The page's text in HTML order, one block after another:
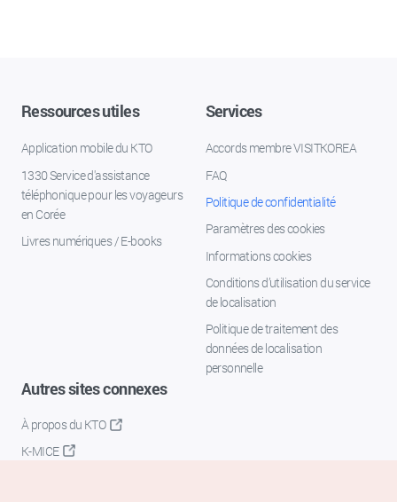
Ressources utiles
Application mobile du KTO
1330 Service d'assistance
téléphonique pour les voyageurs
en Corée
Livres numériques / E-books
Services
Accords membre VISITKOREA
FAQ
Politique de confidentialité
Paramètres des cookies
Informations cookies
Conditions d’utilisation du service
de localisation
Politique de traitement des
données de localisation
personnelle
Autres sites connexes
À propos du KTO
K-MICE